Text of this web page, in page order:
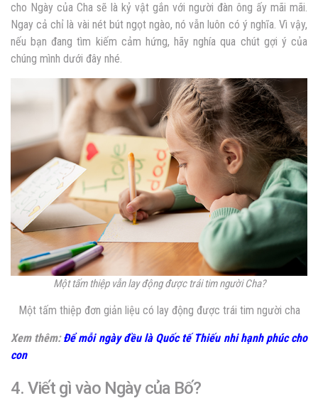
cho Ngày của Cha sẽ là kỷ vật gắn với người đàn ông ấy mãi mãi.
Ngay cả chỉ là vài nét bút ngọt ngào, nó vẫn luôn có ý nghĩa. Vì vậy,
nếu bạn đang tìm kiếm cảm hứng, hãy nghía qua chút gợi ý của
chúng mình dưới đây nhé.
Một tấm thiệp vẫn lay động được trái tim người Cha?
Một tấm thiệp đơn giản liệu có lay động được trái tim người cha
Xem thêm:Để mỗi ngày đều là Quốc tế Thiếu nhi hạnh phúc cho
con
4. Viết gì vào Ngày của Bố?